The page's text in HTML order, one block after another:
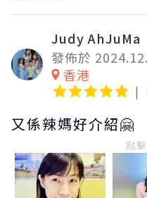
Judy AhJuMa
發佈於
香港
又係辣媽好介紹🤗
點